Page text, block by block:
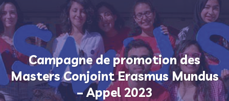
Campagne de promotion des
Masters Conjoint Erasmus Mundus
– Appel 2023